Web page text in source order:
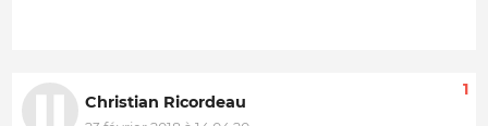
Christian Ricordeau
1